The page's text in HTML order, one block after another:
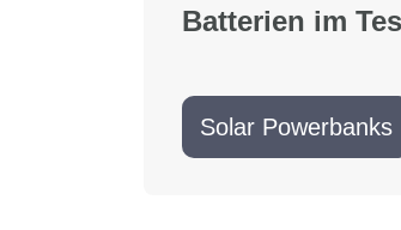
Batterien im
Solar Powerbanks